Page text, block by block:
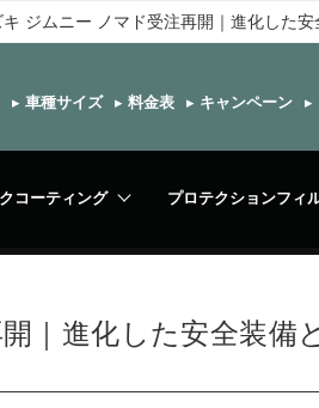
キ ジムニー ノマド受注再開｜進化した
▸ 車種サイズ ▸ 料金表 ▸ キャンペーン ▸
コーティング プロテクションフィ
｜進化した安全装備